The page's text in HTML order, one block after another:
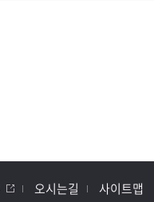
오시는길 사이트맵